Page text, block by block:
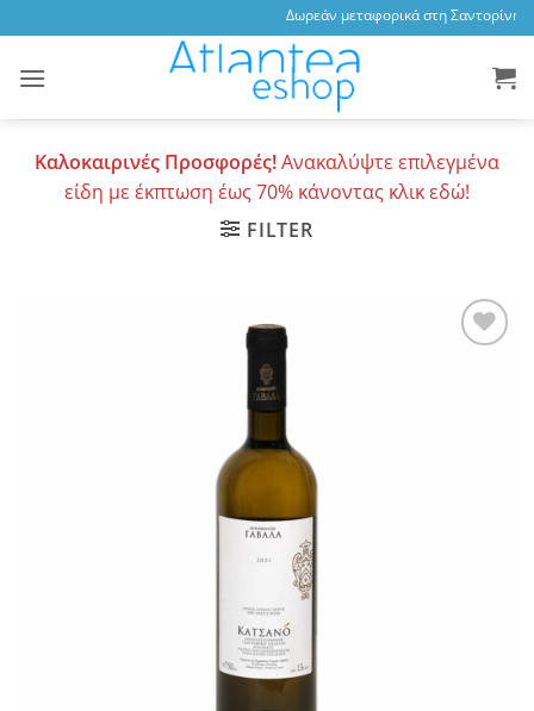
to
content
Δωρεάν μεταφορικά στη Σαντορίνη,
Καλοκαιρινές Προσφορές!Ανακαλύψτε επιλεγμένα
είδη με έκπτωση έως 70% κάνοντας κλικ εδώ!
FILTER